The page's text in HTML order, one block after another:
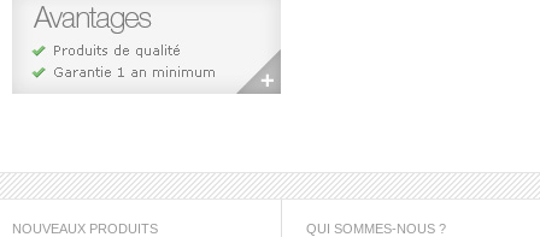
NOUVEAUX PRODUITS QUI SOMMES-NOUS ?